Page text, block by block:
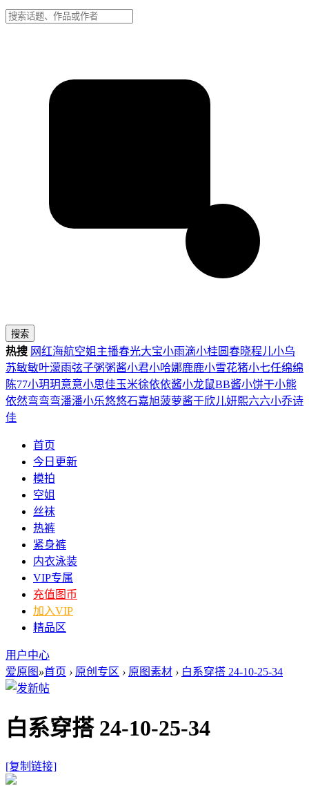
搜索
热搜 网红海航空姐 主播春光大宝小雨滴小桂圆春晓程儿小乌
苏敏敏叶濛雨弦子粥粥酱小君小哈娜鹿鹿小雪花猪小七任绵绵
陈77小玥玥意意小思佳玉米徐依依酱小龙鼠BB酱小饼干小熊
依然弯弯弯潘潘小乐悠悠石嘉旭菠萝酱于欣儿妍熙六六小乔诗
佳
首页
今日更新
模拍
空姐
丝袜
热裤
紧身裤
内衣泳装
VIP专属
充值图币
加入VIP
精品区
用户中心
爱原图 »首页 › 原创专区 › 原图素材 › 白系穿搭 24-10-25-34
白系穿搭 24-10-25-34
[复制链接]